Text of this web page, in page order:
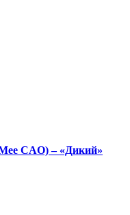
CAO) – «Дикий»